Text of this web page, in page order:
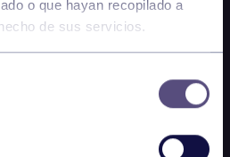
o que hayan recopilado a
de sus servicios.